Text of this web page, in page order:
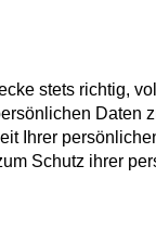
stets richtig,
Daten
Ihrer
Schutz ihrer